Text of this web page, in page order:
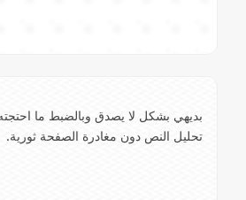
بديهي بشكل لا يصدق وبالضبط ما
تحليل النص دون مغادرة الصفحة ثورية.